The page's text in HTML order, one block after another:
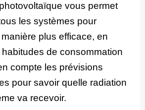
vous permet
les systèmes pour
plus efficace, en
de consommation
compte les prévisions
pour savoir quelle radiation
va recevoir.